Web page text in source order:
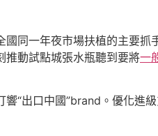
國同一年夜市場扶植的主要
推動試點城張水瓶聽到要將一
“出口中國”brand。優化進